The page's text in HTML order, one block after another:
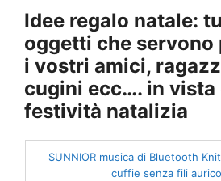
Idee regalo natale:
oggetti che
i vostri amici,
cugini ecc…. in vista
festività natalizia
SUNNIOR musica di Bluetooth
cuffie senza fili